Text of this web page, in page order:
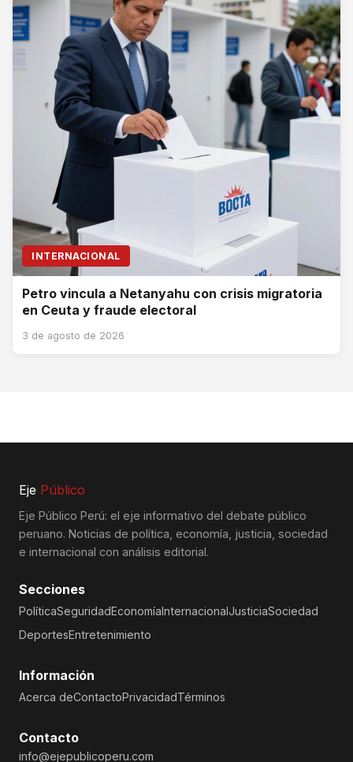
INTERNACIONAL
Petro vincula a Netanyahu con crisis migratoria
en Ceuta y fraude electoral
3 de agosto de 2026
Eje Público
Eje Público Perú: el eje informativo del debate público
peruano. Noticias de política, economía, justicia, sociedad
e internacional con análisis editorial.
Secciones
PolíticaSeguridadEconomíaInternacionalJusticiaSociedad
DeportesEntretenimiento
Información
Acerca deContactoPrivacidadTérminos
Contacto
info@ejepublicoperu.com